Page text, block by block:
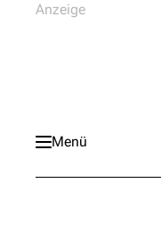
Menü